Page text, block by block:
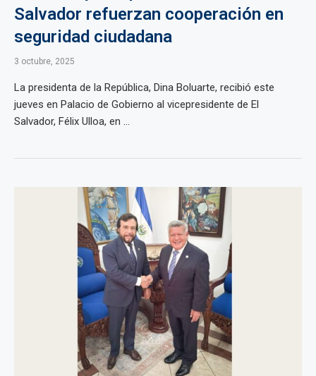
Salvador refuerzan cooperación en
seguridad ciudadana
3 octubre, 2025
La presidenta de la República, Dina Boluarte, recibió este
jueves en Palacio de Gobierno al vicepresidente de El
Salvador, Félix Ulloa, en ...